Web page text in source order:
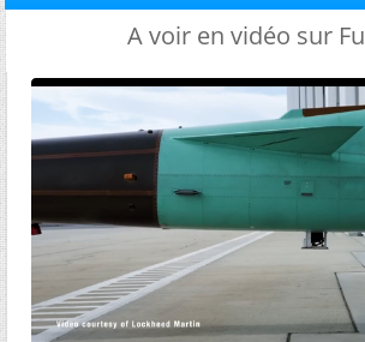
A voir en vidéo sur